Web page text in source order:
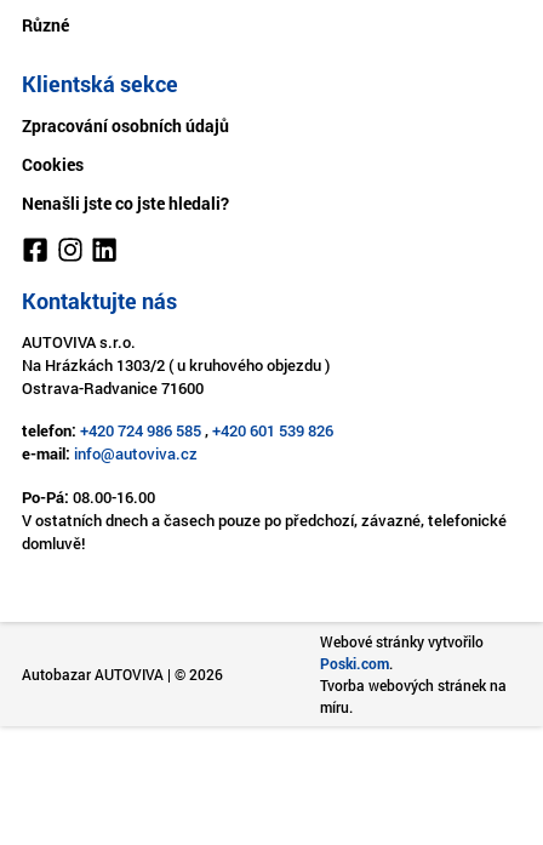
Různé
Klientská sekce
Zpracování osobních údajů
Cookies
Nenašli jste co jste hledali?
Kontaktujte nás
AUTOVIVA s.r.o.
Na Hrázkách 1303/2 ( u kruhového objezdu )
Ostrava-Radvanice 71600
telefon: +420 724 986 585,+420 601 539 826
e-mail: info@autoviva.cz
Po-Pá: 08.00-16.00
V ostatních dnech a časech pouze po předchozí, závazné, telefonické
domluvě!
Autobazar AUTOVIVA | © 2026
Webové stránky vytvořilo
Poski.com.
Tvorba webových stránek na
míru.